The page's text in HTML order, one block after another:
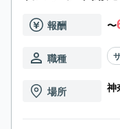
報酬 〜
職種
場所 神